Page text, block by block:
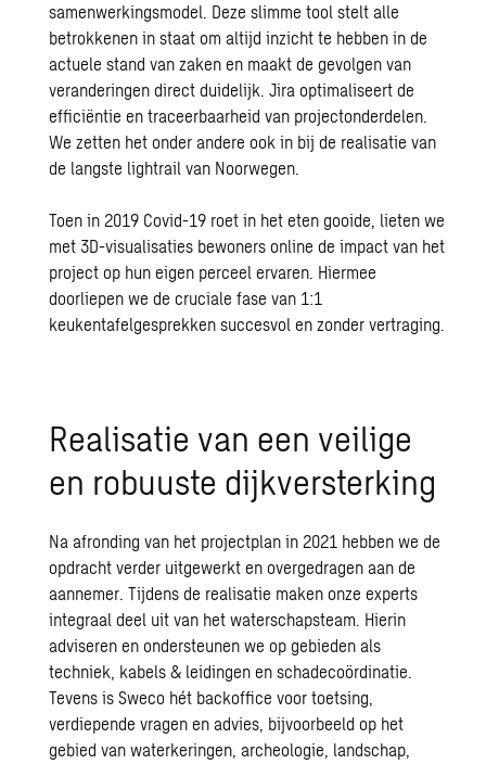
samenwerkingsmodel. Deze slimme tool stelt alle
betrokkenen in staat om altijd inzicht te hebben in de
actuele stand van zaken en maakt de gevolgen van
veranderingen direct duidelijk. Jira optimaliseert de
efficiëntie en traceerbaarheid van projectonderdelen.
We zetten het onder andere ook in bij de realisatie van
de langste lightrail van Noorwegen.
Toen in 2019 Covid-19 roet in het eten gooide, lieten we
met 3D-visualisaties bewoners online de impact van het
project op hun eigen perceel ervaren. Hiermee
doorliepen we de cruciale fase van 1:1
keukentafelgesprekken succesvol en zonder vertraging.
Realisatie van een veilige
en robuuste dijkversterking
Na afronding van het projectplan in 2021 hebben we de
opdracht verder uitgewerkt en overgedragen aan de
aannemer. Tijdens de realisatie maken onze experts
integraal deel uit van het waterschapsteam. Hierin
adviseren en ondersteunen we op gebieden als
techniek, kabels & leidingen en schadecoördinatie.
Tevens is Sweco hét backoffice voor toetsing,
verdiepende vragen en advies, bijvoorbeeld op het
gebied van waterkeringen, archeologie, landschap,